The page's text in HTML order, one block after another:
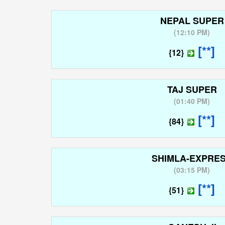
NEPAL SUPER
(12:10 PM)
{12} [**]
TAJ SUPER
(01:40 PM)
{84} [**]
SHIMLA-
(03:15 PM)
{51} [**]